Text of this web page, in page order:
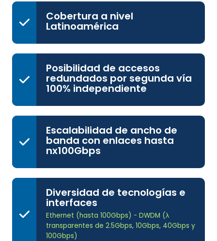
Cobertura a nivel
Latinoamérica
Posibilidad de accesos
redundados por segunda vía
100% independiente
Escalabilidad de ancho de
banda con enlaces hasta
nx100Gbps
Diversidad de tecnologías e
interfaces
Ethernet (hasta 100Gbps) - DWDM (λ
transparentes de 2.5Gbps, 10Gbps, 40Gbps y
100Gbps)